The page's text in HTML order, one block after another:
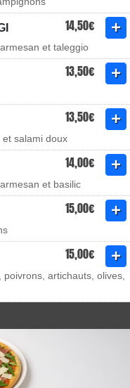
14,50€
et taleggio
13,50€
13,50€
salami doux
14,00€
et basilic
15,00€
15,00€
artichauts, olives,